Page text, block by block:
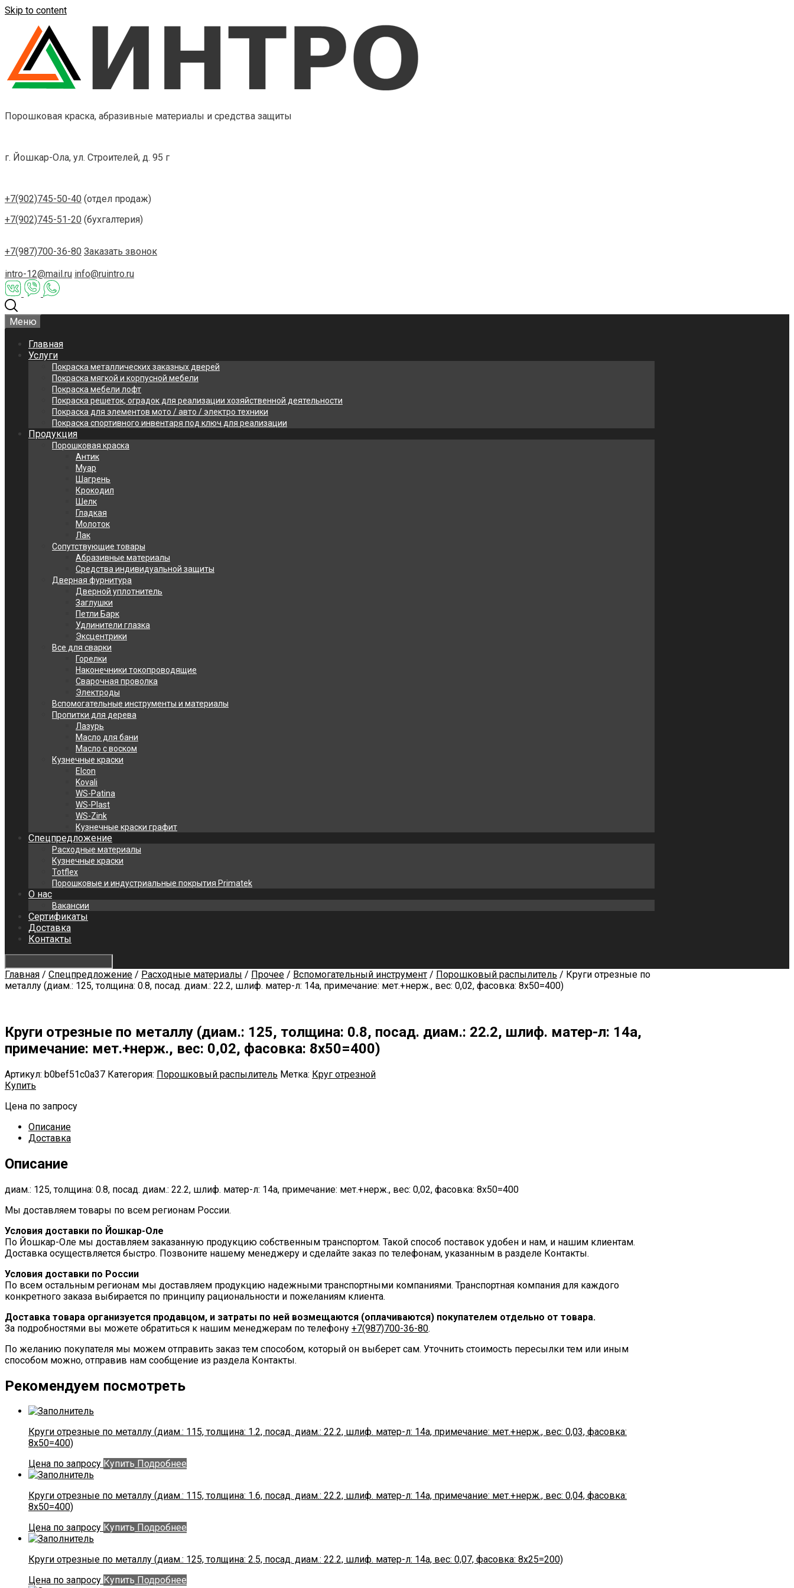
Skip to content
Порошковая краска, абразивные материалы и средства защиты
г. Йошкар-Ола, ул. Строителей, д. 95 г
+7(902)745-50-40 (отдел продаж)
+7(902)745-51-20 (бухгалтерия)
+7(987)700-36-80 Заказать звонок
intro-12@mail.ru info@ruintro.ru
Меню
Главная
Услуги
Покраска металлических заказных дверей
Покраска мягкой и корпусной мебели
Покраска мебели лофт
Покраска решеток, оградок для реализации хозяйственной деятельности
Покраска для элементов мото / авто / электро техники
Покраска спортивного инвентаря под ключ для реализации
Продукция
Порошковая краска
Антик
Муар
Шагрень
Крокодил
Шелк
Гладкая
Молоток
Лак
Сопутствующие товары
Абразивные материалы
Средства индивидуальной защиты
Дверная фурнитура
Дверной уплотнитель
Заглушки
Петли Барк
Удлинители глазка
Эксцентрики
Все для сварки
Горелки
Наконечники токопроводящие
Сварочная проволка
Электроды
Вспомогательные инструменты и материалы
Пропитки для дерева
Лазурь
Масло для бани
Масло с воском
Кузнечные краски
Elcon
Kovali
WS-Patina
WS-Plast
WS-Zink
Кузнечные краски графит
Спецпредложение
Расходные материалы
Кузнечные краски
Totflex
Порошковые и индустриальные покрытия Primatek
О нас
Вакансии
Сертификаты
Доставка
Контакты
Главная / Спецпредложение / Расходные материалы / Прочее / Вспомогательный инструмент / Порошковый распылитель / Круги отрезные по
металлу (диам.: 125, толщина: 0.8, посад. диам.: 22.2, шлиф. матер-л: 14а, примечание: мет.+нерж., вес: 0,02, фасовка: 8х50=400)
Круги отрезные по металлу (диам.: 125, толщина: 0.8, посад. диам.: 22.2, шлиф. матер-л: 14а,
примечание: мет.+нерж., вес: 0,02, фасовка: 8х50=400)
Артикул: b0bef51c0a37 Категория: Порошковый распылитель Метка: Круг отрезной
Купить
Цена по запросу
Описание
Доставка
Описание
диам.: 125, толщина: 0.8, посад. диам.: 22.2, шлиф. матер-л: 14а, примечание: мет.+нерж., вес: 0,02, фасовка: 8х50=400
Мы доставляем товары по всем регионам России.
Условия доставки по Йошкар-Оле
По Йошкар-Оле мы доставляем заказанную продукцию собственным транспортом. Такой способ поставок удобен и нам, и нашим клиентам.
Доставка осуществляется быстро. Позвоните нашему менеджеру и сделайте заказ по телефонам, указанным в разделе Контакты.
Условия доставки по России
По всем остальным регионам мы доставляем продукцию надежными транспортными компаниями. Транспортная компания для каждого
конкретного заказа выбирается по принципу рациональности и пожеланиям клиента.
Доставка товара организуется продавцом, и затраты по ней возмещаются (оплачиваются) покупателем отдельно от товара.
За подробностями вы можете обратиться к нашим менеджерам по телефону +7(987)700-36-80.
По желанию покупателя мы можем отправить заказ тем способом, который он выберет сам. Уточнить стоимость пересылки тем или иным
способом можно, отправив нам сообщение из раздела Контакты.
Рекомендуем посмотреть
Круги отрезные по металлу (диам.: 115, толщина: 1.2, посад. диам.: 22.2, шлиф. матер-л: 14а, примечание: мет.+нерж., вес: 0,03, фасовка:
8х50=400)
Цена по запросу Купить Подробнее
Круги отрезные по металлу (диам.: 115, толщина: 1.6, посад. диам.: 22.2, шлиф. матер-л: 14а, примечание: мет.+нерж., вес: 0,04, фасовка:
8х50=400)
Цена по запросу Купить Подробнее
Круги отрезные по металлу (диам.: 125, толщина: 2.5, посад. диам.: 22.2, шлиф. матер-л: 14а, вес: 0,07, фасовка: 8х25=200)
Цена по запросу Купить Подробнее